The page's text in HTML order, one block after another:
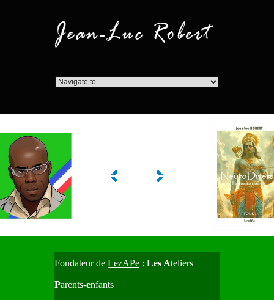
Fondateur de LezAPe : Les Ateliers
Parents-enfants